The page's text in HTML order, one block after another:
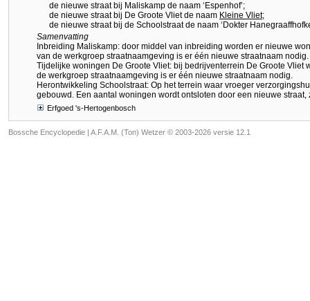
de nieuwe straat bij Maliskamp de naam ‘Espenhof’;
de nieuwe straat bij De Groote Vliet de naam Kleine Vliet;
de nieuwe straat bij de Schoolstraat de naam ‘Dokter
Samenvatting
Inbreiding Maliskamp: door middel van inbreiding worden er nieuwe
van de werkgroep straatnaamgeving is er één nieuwe straatnaam nodig.
Tijdelijke woningen De Groote Vliet: bij bedrijventerrein De Groote
de werkgroep straatnaamgeving is er één nieuwe straatnaam nodig.
Herontwikkeling Schoolstraat: Op het terrein waar vroeger
gebouwd. Een aantal woningen wordt ontsloten door een nieuwe
Erfgoed 's-Hertogenbosch
Bossche Encyclopedie | A.F.A.M. (Ton) Wetzer © 2003-2026 versie 12.1